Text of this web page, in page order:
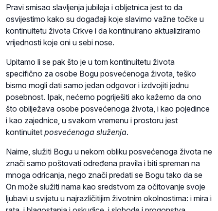
Pravi smisao slavljenja jubileja i obljetnica jest to da
osvijestimo kako su događaji koje slavimo važne točke u
kontinuitetu života Crkve i da kontinuirano aktualiziramo
vrijednosti koje oni u sebi nose.
Upitamo li se pak što je u tom kontinuitetu života
specifično za osobe Bogu posvećenoga života, teško
bismo mogli dati samo jedan odgovor i izdvojiti jednu
posebnost. Ipak, nećemo pogriješiti ako kažemo da ono
što obilježava osobe posvećenoga života, i kao pojedince
i kao zajednice, u svakom vremenu i prostoru jest
kontinuitet posvećenoga služenja.
Naime, služiti Bogu u nekom obliku posvećenoga života ne
znači samo poštovati određena pravila i biti spreman na
mnoga odricanja, nego znači predati se Bogu tako da se
On može služiti nama kao sredstvom za očitovanje svoje
ljubavi u svijetu u najrazličitijim životnim okolnostima: i mira i